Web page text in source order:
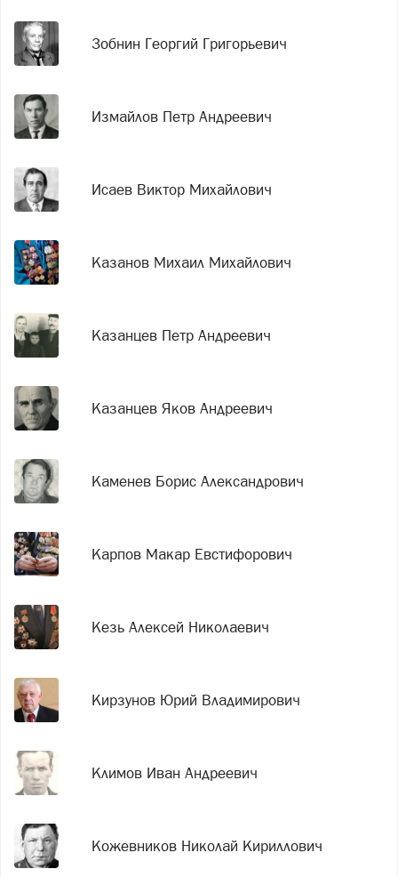
Зобнин Георгий Григорьевич
Измайлов Петр Андреевич
Исаев Виктор Михайлович
Казанов Михаил Михайлович
Казанцев Петр Андреевич
Казанцев Яков Андреевич
Каменев Борис Александрович
Карпов Макар Евстифорович
Кезь Алексей Николаевич
Кирзунов Юрий Владимирович
Климов Иван Андреевич
Кожевников Николай Кириллович